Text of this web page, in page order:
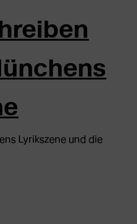
Lyrikszene und die